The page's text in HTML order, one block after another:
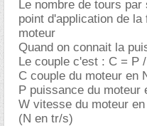
Le nombre de tours
point d'application de
moteur
Quand on connait la
Le couple c'est : C = P
C couple du moteur en
P puissance du moteur
W vitesse du moteur
(N en tr/s)